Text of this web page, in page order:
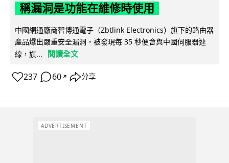
稱漏洞是功能在維修時使用
中國網通廠商智博通電子（Zbtlink Electronics）旗下的路由器
產品爆出嚴重安全漏洞，被發現每 35 秒便會與中國伺服器連
線，旗...
閱讀全文
237 60 ↗ 分享
ADVERTISEMENT